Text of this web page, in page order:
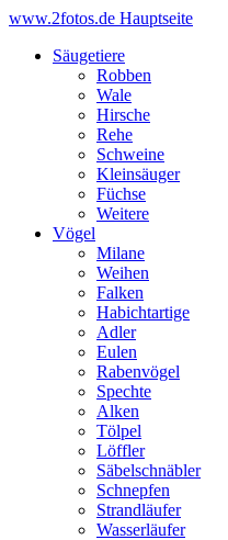
www.2fotos.de Hauptseite
Säugetiere
Robben
Wale
Hirsche
Rehe
Schweine
Kleinsäuger
Füchse
Weitere
Vögel
Milane
Weihen
Falken
Habichtartige
Adler
Eulen
Rabenvögel
Spechte
Alken
Tölpel
Löffler
Säbelschnäbler
Schnepfen
Strandläufer
Wasserläufer